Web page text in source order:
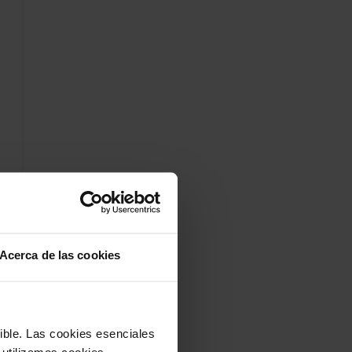
Acerca de las cookies
Las cookies esenciales